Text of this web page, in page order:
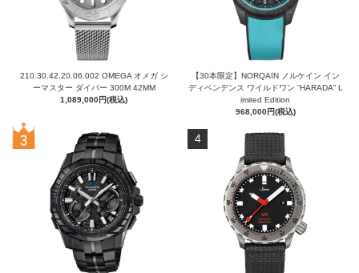
210.30.42.20.06.002 OMEGA オメガ シ
ーマスター ダイバー 300M 42MM
1,089,000円(税込)
【30本限定】NORQAIN ノルケイン イン
ディペンデンス ワイルドワン “HARADA” L
imited Edition
968,000円(税込)
4